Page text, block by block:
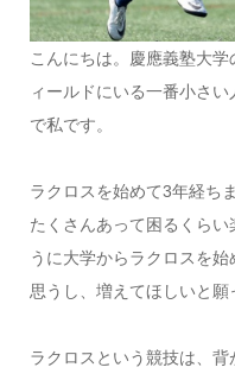
こんにちは。慶應義塾大
ィールドにいる一番小さ
で私です。
ラクロスを始めて3年経ち
たくさんあって困るくら
うに大学からラクロスを
思うし、増えてほしいと願
ラクロスという競技は、